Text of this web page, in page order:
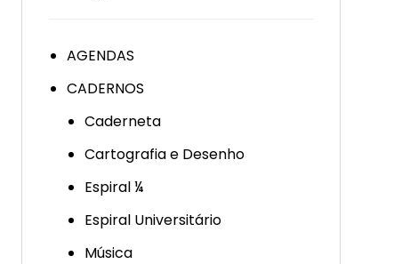
AGENDAS
CADERNOS
Caderneta
Cartografia e Desenho
Espiral ¼
Espiral Universitário
Música